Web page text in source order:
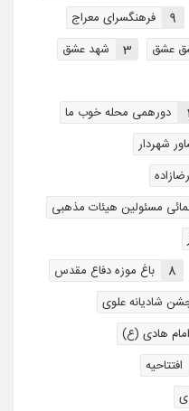
فرهنگسرای معراج 9
عشق شهد عشق 3
دورهمی محله خوب ما 1
شهردار
مسئولین هیئات مذهبی
باغ موزه دفاع مقدس 8
شادیانه علوی
هادی (ع)
افتتاحیه